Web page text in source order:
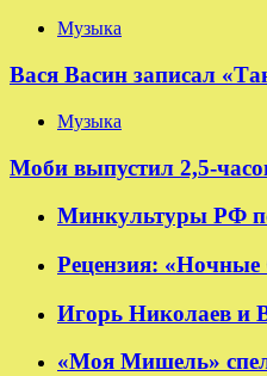
Музыка
Вася Васин записал
Музыка
Моби выпустил 2,5-
Минкультуры РФ
Рецензия:
Игорь Николаев и
«Моя Мишель»